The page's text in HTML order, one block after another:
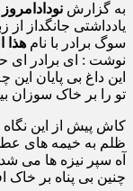
به گزارش
یادداشتی جانگداز از
سوگ برادر با نام هذا
نوشت : ای برادر ای
این داغ بی‌ پایان
تو را بر خاک سوزان
کاش پیش از این
ظلم به خیمه‌ های
آه سپر نیزه‌ ها می‌
چنین بی‌‌ پناه بر خاک